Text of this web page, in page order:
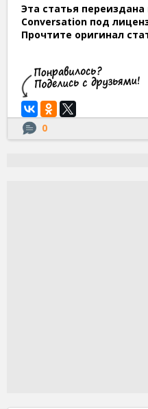
Эта статья
Conversation под
Прочтите оригинал
0